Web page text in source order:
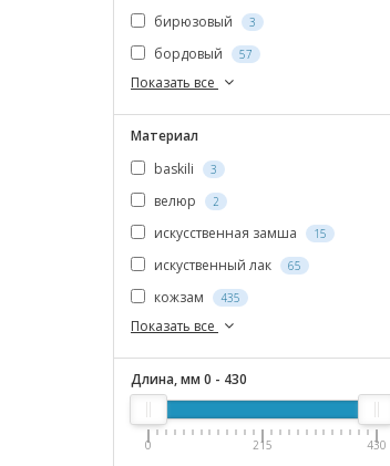
бирюзовый 3
бордовый 57
Показать все
Материал
baskili
3
велюр 2
искусственная замша 15
искуственный лак 65
кожзам 435
Показать все
Длина, мм 0 - 430
0 215 430